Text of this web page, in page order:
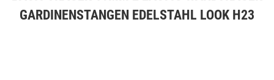
GARDINENSTANGEN EDELSTAHL LOOK H23